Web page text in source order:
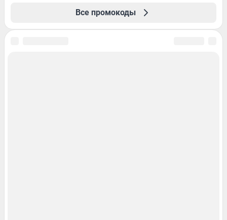
Все промокоды